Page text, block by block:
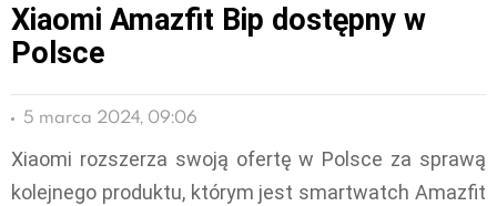
Xiaomi Amazfit Bip dostępny w
Polsce
5 marca 2024, 09:06
Xiaomi rozszerza swoją ofertę w Polsce za sprawą
kolejnego produktu, którym jest smartwatch Amazfit